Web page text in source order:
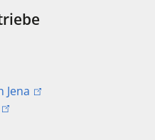
Jena